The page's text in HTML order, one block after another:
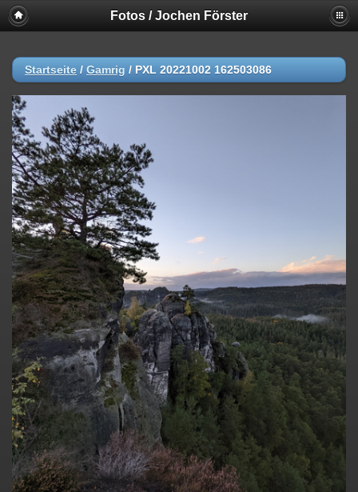
Fotos / Jochen Förster
Startseite / Gamrig / PXL 20221002 162503086